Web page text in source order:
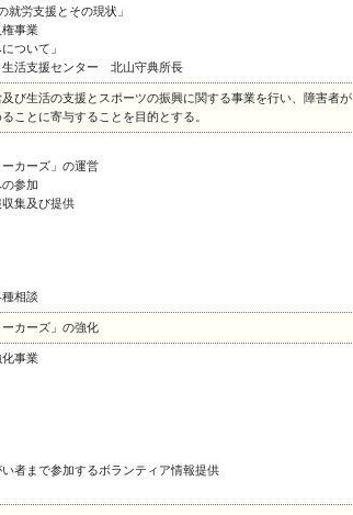
就労支援とその現状」
権事業
ついて」
生活支援センター 北山守典所長
び生活の支援とスポーツの振興に関する事業を行い、障害者が
ことに寄与することを目的とする。
ーカーズ」の運営
参加
集及び提供
種相談
カーズ」の強化
化事業
者まで参加するボランティア情報提供